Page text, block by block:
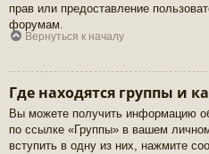
прав или предоставление
форумам.
Вернуться к началу
Где находятся группы и
Вы можете получить информацию
по ссылке «Группы» в вашем
вступить в одну из них, нажмите